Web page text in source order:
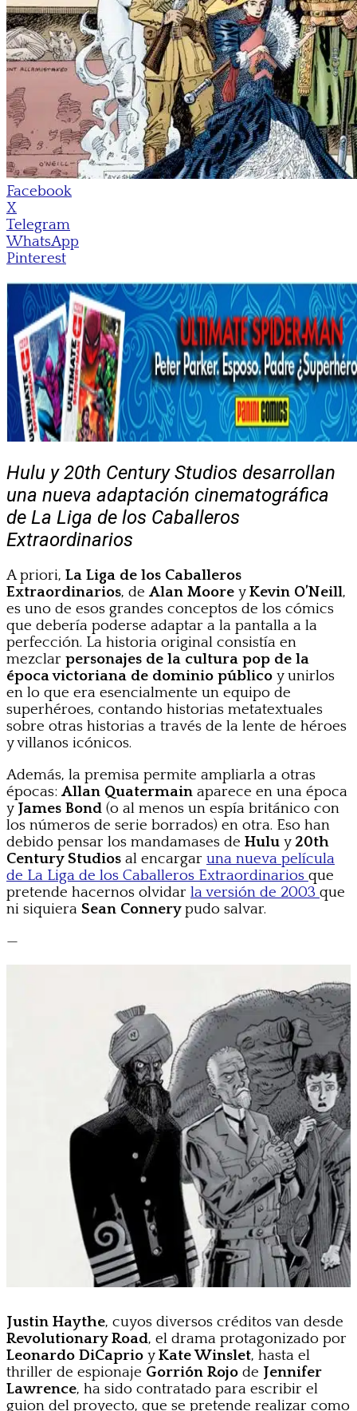
Facebook
X
Telegram
WhatsApp
Pinterest
Hulu y 20th Century Studios desarrollan
una nueva adaptación cinematográfica
de La Liga de los Caballeros
Extraordinarios
A priori, La Liga de los Caballeros
Extraordinarios, de Alan Moore yKevin O’Neill,
es uno de esos grandes conceptos de los cómics
que debería poderse adaptar a la pantalla a la
perfección. La historia original consistía en
mezclar personajes de la cultura pop de la
época victoriana de dominio público y unirlos
en lo que era esencialmente un equipo de
superhéroes, contando historias metatextuales
sobre otras historias a través de la lente de héroes
y villanos icónicos.
Además, la premisa permite ampliarla a otras
épocas: Allan Quatermain aparece en una época
y James Bond (o al menos un espía británico con
los números de serie borrados) en otra. Eso han
debido pensar los mandamases de Hulu y 20th
Century Studios al encargar una nueva película
de La Liga de los Caballeros Extraordinarios que
pretende hacernos olvidar la versión de 2003 que
ni siquiera Sean Connerypudo salvar.
—
Justin Haythe, cuyos diversos créditos van desde
Revolutionary Road, el drama protagonizado por
Leonardo DiCaprio yKate Winslet, hasta el
thriller de espionaje Gorrión Rojo de Jennifer
Lawrence, ha sido contratado para escribir el
guion del proyecto, que se pretende realizar como